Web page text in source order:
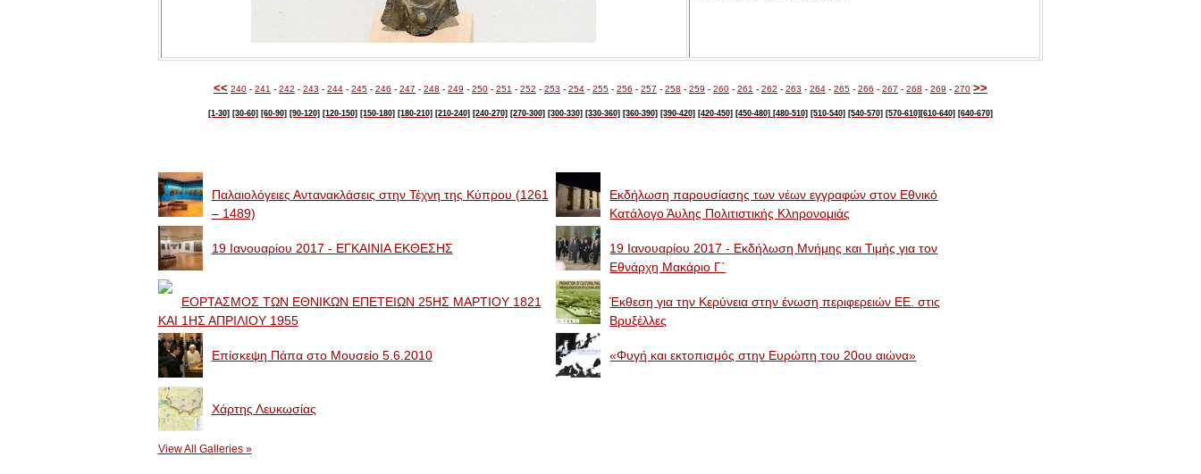
<< 240 - 241 - 242 - 243 - 244 - 245 - 246 - 247 - 248 - 249 - 250 - 251 - 252 - 253 - 254 - 255 - 256 - 257 - 258 - 259 - 260 - 261 - 262 - 263 - 264 - 265 - 266 - 267 - 268 - 269 - 270 >>
[1-30] [30-60] [60-90] [90-120] [120-150] [150-180] [180-210] [210-240] [240-270] [270-300] [300-330] [330-360] [360-390] [390-420] [420-450] [450-480] [480-510] [510-540] [540-570] [570-610] [610-640] [640-670]
Παλαιολόγειες Αντανακλάσεις στην Τέχνη της Κύπρου (1261
– 1489)
Eκδήλωση παρουσίασης των νέων εγγραφών στον Εθνικό
Κατάλογο Άυλης Πολιτιστικής Κληρονομιάς
19 Ιανουαρίου 2017 - ΕΓΚΑΙΝΙΑ ΕΚΘΕΣΗΣ
19 Ιανουαρίου 2017 - Εκδήλωση Μνήμης και Τιμής για τον
Εθνάρχη Μακάριο Γ΄
ΕΟΡΤΑΣΜΟΣ ΤΩΝ ΕΘΝΙΚΩΝ ΕΠΕΤΕΙΩΝ 25ΗΣ ΜΑΡΤΙΟΥ 1821
ΚΑΙ 1ΗΣ ΑΠΡΙΛΙΟΥ 1955
Έκθεση για την Κερύνεια στην ένωση περιφερειών ΕΕ. στις
Βρυξέλλες
Επίσκεψη Πάπα στο Μουσείο 5.6.2010 «Φυγή και εκτοπισμός στην Ευρώπη του 20ου αιώνα»
Χάρτης Λευκωσίας
View All Galleries »